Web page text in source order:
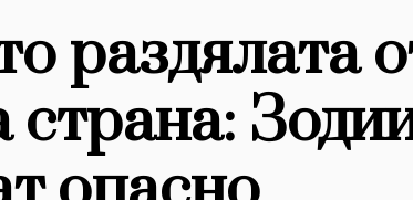
раздялата
страна: